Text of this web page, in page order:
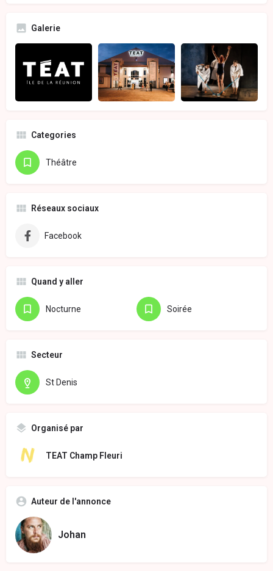
Galerie
Categories
Théâtre
Réseaux sociaux
Facebook
Quand y aller
Nocturne Soirée
Secteur
St Denis
Organisé par
TEAT Champ Fleuri
Auteur de l'annonce
Johan